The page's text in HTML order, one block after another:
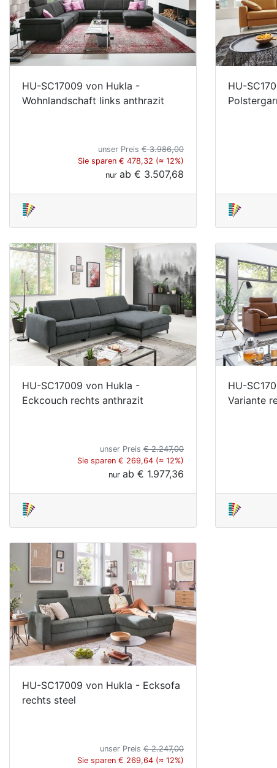
HU-SC17009 von Hukla -
Wohnlandschaft links anthrazit
unser Preis € 3.986,00
Sie sparen € 478,32 (≈ 12%)
nur ab € 3.507,68
HU-
HU-SC17009 von Hukla -
Eckcouch rechts anthrazit
unser Preis € 2.247,00
Sie sparen € 269,64 (≈ 12%)
nur ab € 1.977,36
HU-
Variante
HU-SC17009 von Hukla - Ecksofa
rechts steel
unser Preis € 2.247,00
Sie sparen € 269,64 (≈ 12%)